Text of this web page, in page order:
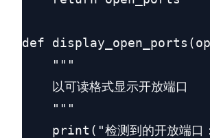
def
    """
    以可读格式显示开放端口
    """
print("检测到的开放端口